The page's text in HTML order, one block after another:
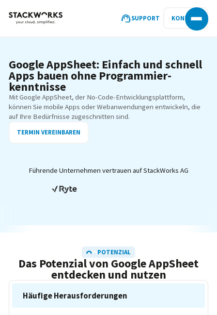
SUPPORT KONTAKT
Google AppSheet: Einfach und schnell
Apps bauen ohne Programmier­
kenntnisse
Mit Google AppSheet, der No-Code-Entwicklungsplattform,
können Sie mobile Apps oder Webanwendungen entwickeln, die
auf Ihre Bedürfnisse zugeschnitten sind.
TERMIN VEREINBAREN
Führende Unternehmen vertrauen auf StackWorks AG
POTENZIAL
Das Potenzial von Google AppSheet
entdecken und nutzen
Häufige Herausforderungen